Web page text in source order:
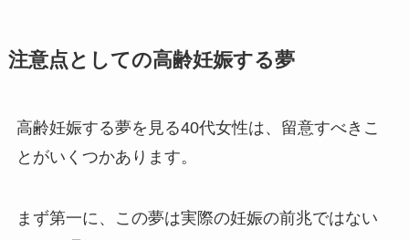
注意点としての高齢妊娠する夢
高齢妊娠する夢を見る40代女性は、留意すべきこ
とがいくつかあります。
まず第一に、この夢は実際の妊娠の前兆ではない